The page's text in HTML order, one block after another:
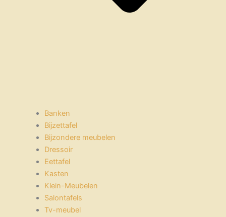
Banken
Bijzettafel
Bijzondere meubelen
Dressoir
Eettafel
Kasten
Klein-Meubelen
Salontafels
Tv-meubel